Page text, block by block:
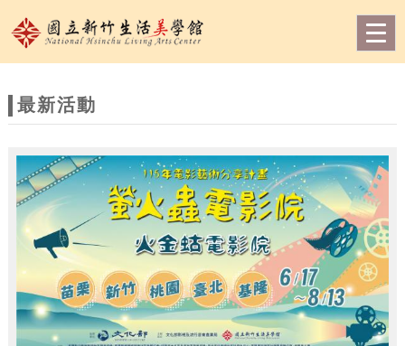
網
站
題
最新活動